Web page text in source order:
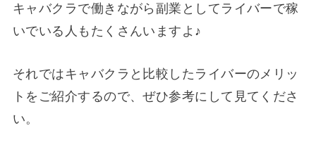
キャバクラで働きながら副業としてライバーで稼
いでいる人もたくさんいますよ♪
それではキャバクラと比較したライバーのメリッ
トをご紹介するので、ぜひ参考にして見てくださ
い。